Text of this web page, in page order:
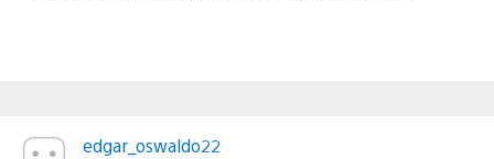
edgar_oswaldo22